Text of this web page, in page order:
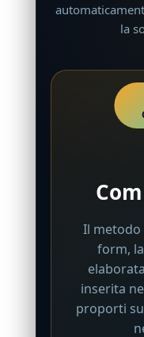
la
Il metodo
form,
inserita
proporti